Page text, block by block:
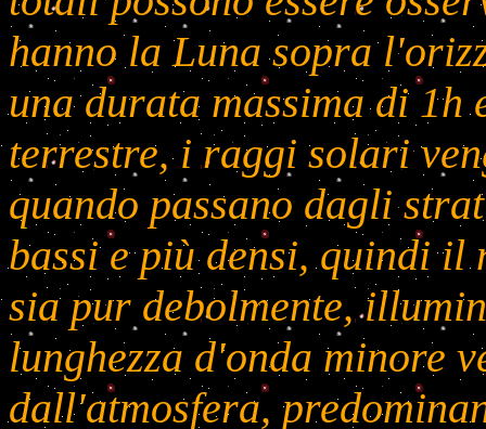
hanno la Luna sopra
una durata massima di 1h
terrestre, i raggi solari
quando passano dagli
bassi e più densi, quindi il
sia pur debolmente,
lunghezza d'onda minore
dall'atmosfera,